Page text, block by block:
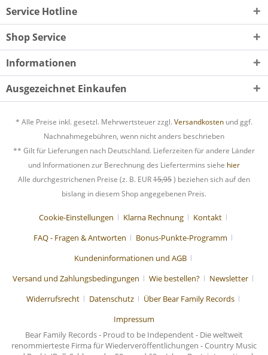
Service Hotline
Shop Service
Informationen
Ausgezeichnet Einkaufen
* Alle Preise inkl. gesetzl. Mehrwertsteuer zzgl. Versandkosten und ggf.
Nachnahmegebühren, wenn nicht anders beschrieben
** Gilt für Lieferungen nach Deutschland. Lieferzeiten für andere Länder
und Informationen zur Berechnung des Liefertermins siehe hier
Alle durchgestrichenen Preise (z. B. EUR15,95) beziehen sich auf den
bislang in diesem Shop angegebenen Preis.
Cookie-Einstellungen Klarna Rechnung
Kontakt
FAQ - Fragen & Antworten
Bonus-Punkte-Programm
Kundeninformationen und AGB
Versand und Zahlungsbedingungen
Wie bestellen?
Newsletter
Widerrufsrecht
Datenschutz
Über Bear Family Records
Impressum
Bear Family Records - Proud to be Independent - Die weltweit
renommierteste Firma für Wiederveröffentlichungen - Country Music